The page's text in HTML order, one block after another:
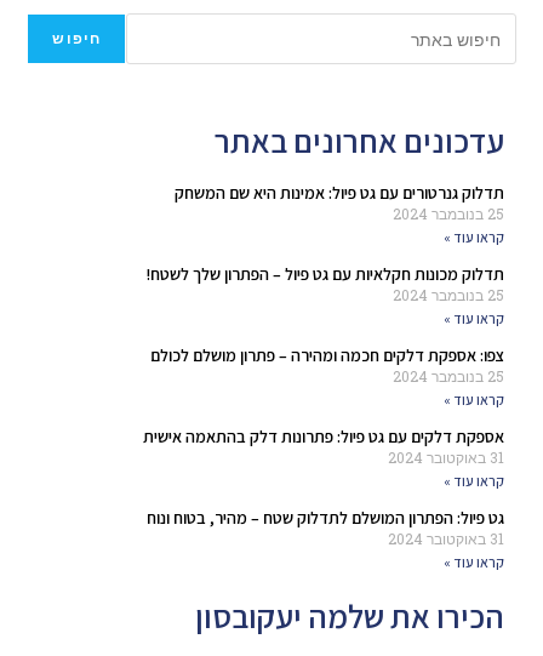
חיפוש
עדכונים אחרונים באתר
תדלוק גנרטורים עם גט פיול: אמינות היא שם המשחק
25 בנובמבר 2024
קראו עוד »
תדלוק מכונות חקלאיות עם גט פיול – הפתרון שלך לשטח!
25 בנובמבר 2024
קראו עוד »
צפו: אספקת דלקים חכמה ומהירה – פתרון מושלם לכולם
25 בנובמבר 2024
קראו עוד »
אספקת דלקים עם גט פיול: פתרונות דלק בהתאמה אישית
31 באוקטובר 2024
קראו עוד »
גט פיול: הפתרון המושלם לתדלוק שטח – מהיר, בטוח ונוח
31 באוקטובר 2024
קראו עוד »
הכירו את שלמה יעקובסון